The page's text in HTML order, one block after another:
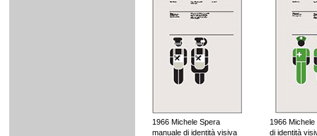
1966 Michele Spera
manuale di identità visiva
1966
di identità